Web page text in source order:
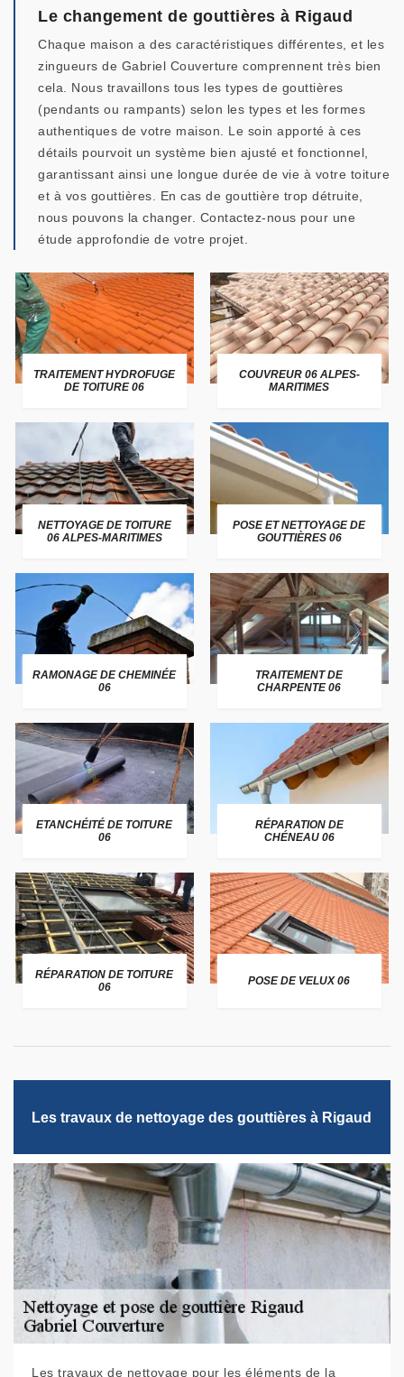
Le changement de gouttières à Rigaud
Chaque maison a des caractéristiques différentes, et les
zingueurs de Gabriel Couverture comprennent très bien
cela. Nous travaillons tous les types de gouttières
(pendants ou rampants) selon les types et les formes
authentiques de votre maison. Le soin apporté à ces
détails pourvoit un système bien ajusté et fonctionnel,
garantissant ainsi une longue durée de vie à votre toiture
et à vos gouttières. En cas de gouttière trop détruite,
nous pouvons la changer. Contactez-nous pour une
étude approfondie de votre projet.
TRAITEMENT HYDROFUGE
DE TOITURE 06
COUVREUR 06 ALPES-
MARITIMES
NETTOYAGE DE TOITURE
06 ALPES-MARITIMES
POSE ET NETTOYAGE DE
GOUTTIÈRES 06
RAMONAGE DE CHEMINÉE
06
TRAITEMENT DE
CHARPENTE 06
ETANCHÉITÉ DE TOITURE
06
RÉPARATION DE
CHÉNEAU 06
RÉPARATION DE TOITURE
06
POSE DE VELUX 06
Les travaux de nettoyage des gouttières à Rigaud
Les travaux de nettoyage pour les éléments de la